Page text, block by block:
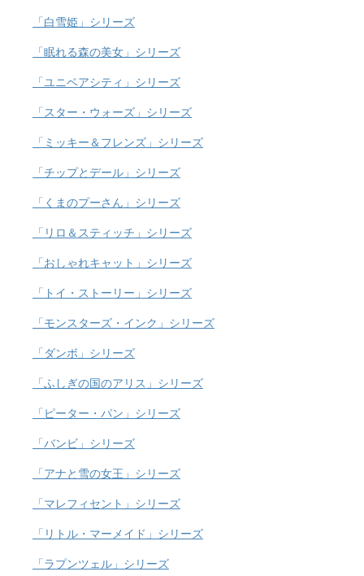
「白雪姫」シリーズ
「眠れる森の美女」シリーズ
「ユニベアシティ」シリーズ
「スター・ウォーズ」シリーズ
「ミッキー＆フレンズ」シリーズ
「チップとデール」シリーズ
「くまのプーさん」シリーズ
「リロ＆スティッチ」シリーズ
「おしゃれキャット」シリーズ
「トイ・ストーリー」シリーズ
「モンスターズ・インク」シリーズ
「ダンボ」シリーズ
「ふしぎの国のアリス」シリーズ
「ピーター・パン」シリーズ
「バンビ」シリーズ
「アナと雪の女王」シリーズ
「マレフィセント」シリーズ
「リトル・マーメイド」シリーズ
「ラプンツェル」シリーズ